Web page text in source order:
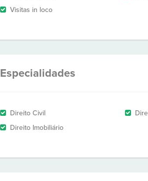
Visitas in loco
Especialidades
Direito Civil
Direito Imobiliário